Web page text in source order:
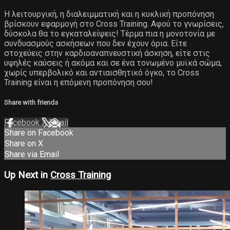
Η λειτουργική, η διαλειμματική και η κυκλική προπόνηση
βρίσκουν εφαρμογή στο Cross Training. Αφού το γνωρίσεις,
δύσκολα θα το εγκαταλείψεις! Τέρμα πια η μονοτονία με
συνδυασμούς ασκήσεων που δεν έχουν όρια. Είτε
στοχεύεις στην καρδιοαναπνευστική άσκηση, είτε στις
υψηλές καύσεις ή ακόμα και σε ένα τονωμένο μυϊκά σώμα,
χωρίς υπερβολικό και αντιαισθητικό όγκο, το Cross
Training είναι η επόμενη προπόνηση σου!
Share with friends
Facebook XEmail
Share on Facebook
Share on X
Share via Email
Up Next in Cross Training